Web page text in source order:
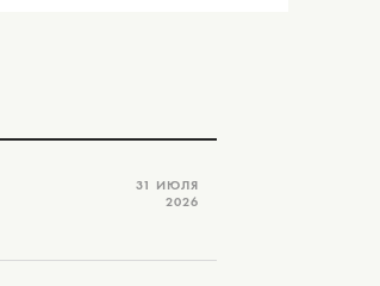
31 ИЮЛЯ
2026